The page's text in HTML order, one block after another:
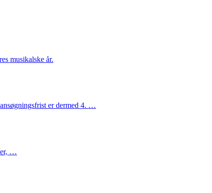
musikalske år.
er dermed 4. …
…